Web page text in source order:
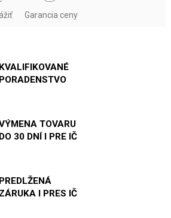
Garancia ceny
KVALIFIKOVANÉ
PORADENSTVO
TOVARU
DO 30 DNÍ I PRE IČ
PREDLŽENÁ
ZÁRUKA I PRES IČ